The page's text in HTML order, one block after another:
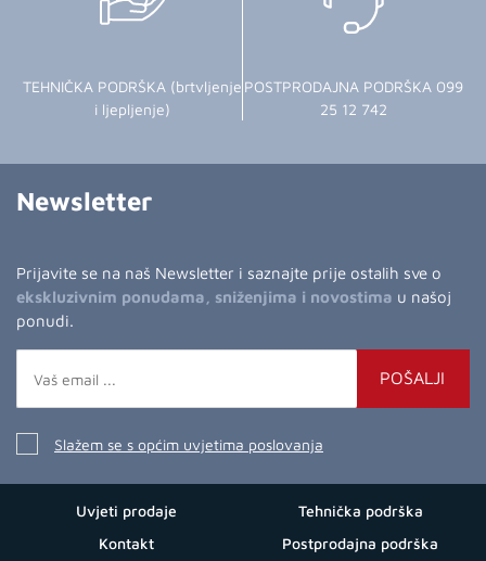
TEHNIČKA PODRŠKA (brtvljenje
i ljepljenje)
POSTPRODAJNA PODRŠKA 099
25 12 742
Newsletter
Prijavite se na naš Newsletter i saznajte prije ostalih sve o
ekskluzivnim ponudama, sniženjima i novostima u našoj
ponudi.
POŠALJI
Slažem se s općim uvjetima poslovanja
Uvjeti prodaje
Kontakt
Tehnička podrška
Postprodajna podrška